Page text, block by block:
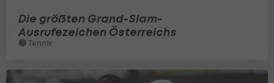
Die größten Grand-Slam-
Ausrufezeichen Österreichs
Tennis